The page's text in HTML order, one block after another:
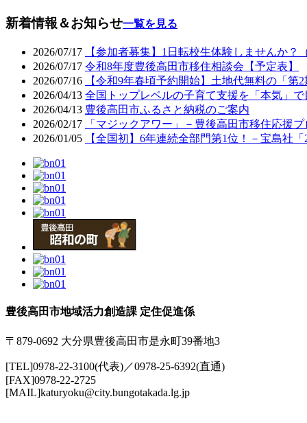
新着情報＆お知らせ一覧を見る
2026/07/17
【参加者募集】1日転校生体験しませんか？
2026/07/17 令和8年度豊後高田市移住相談会【予定表】
2026/07/16
【令和9年春頃予約開始】土地代無料の「第
2026/04/13 全国トップレベルの子育て支援を「本気」で
2026/04/13 豊後高田市ふるさと納税のご案内
2026/02/17
「マジックアワー」－豊後高田市移住応援
2026/01/05
【全国初】6年連続全部門第1位！－宝島社
豊後高田市地域活力創造課 定住促進係
〒879-0692 大分県豊後高田市是永町39番地3
[TEL]0978-22-3100(代表)／0978-25-6392(直通)
[FAX]0978-22-2725
[MAIL]katuryoku@city.bungotakada.lg.jp